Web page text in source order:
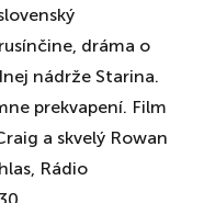
dráma o
nádrže Starina.
prekvapení. Film
a skvelý Rowan
Rádio